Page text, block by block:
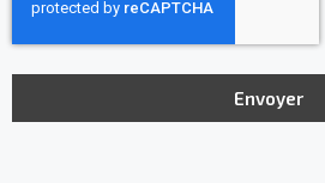
Envoyer